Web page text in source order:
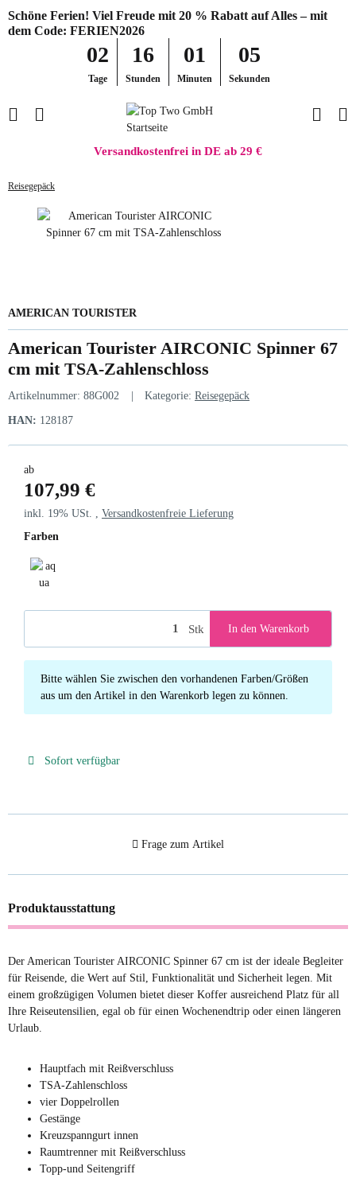
Schöne Ferien! Viel Freude mit 20 % Rabatt auf Alles – mit
dem Code: FERIEN2026
02
Tage
16
Stunden
01
Minuten
05
Sekunden
Versandkostenfrei in DE ab 29 €
Reisegepäck
AMERICAN TOURISTER
American Tourister AIRCONIC Spinner 67
cm mit TSA-Zahlenschloss
Artikelnummer: 88G002 Kategorie: Reisegepäck
HAN: 128187
ab
107,99 €
inkl. 19% USt. , Versandkostenfreie Lieferung
Farben
Stk In den Warenkorb
x
Bitte wählen Sie zwischen den vorhandenen Farben/Größen
aus um den Artikel in den Warenkorb legen zu können.
Sofort verfügbar
Frage zum Artikel
Produktausstattung
Der American Tourister AIRCONIC Spinner 67 cm ist der ideale Begleiter
für Reisende, die Wert auf Stil, Funktionalität und Sicherheit legen. Mit
einem großzügigen Volumen bietet dieser Koffer ausreichend Platz für all
Ihre Reiseutensilien, egal ob für einen Wochenendtrip oder einen längeren
Urlaub.
Hauptfach mit Reißverschluss
TSA-Zahlenschloss
vier Doppelrollen
Gestänge
Kreuzspanngurt innen
Raumtrenner mit Reißverschluss
Topp-und Seitengriff